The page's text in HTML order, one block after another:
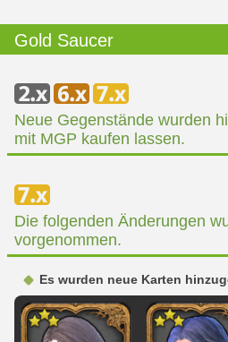
Gold Saucer
Neue Gegenstände wurden
mit MGP kaufen lassen.
Die folgenden Änderungen
vorgenommen.
Es wurden neue Karten